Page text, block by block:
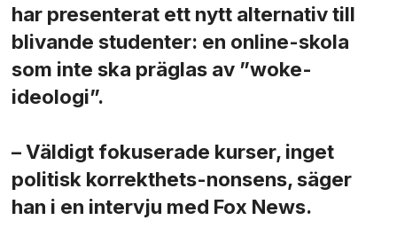
har presenterat ett nytt alternativ till
blivande studenter: en online-skola
som inte ska präglas av ”woke-
ideologi”.
– Väldigt fokuserade kurser, inget
politisk korrekthets-nonsens, säger
han i en intervju med Fox News.